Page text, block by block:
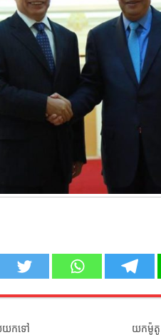
យយកទៅ
យកម៉ូតូ